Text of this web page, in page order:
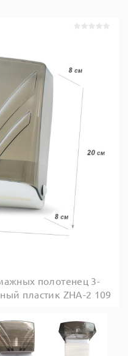
полотенец 3-
пластик ZHA-2 109